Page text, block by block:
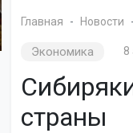
Главная Новости
Экономика 8
страны